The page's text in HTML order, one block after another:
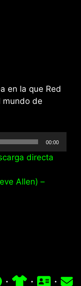
en la que Red
mundo de
00:00
directa
Allen) –
· · ·